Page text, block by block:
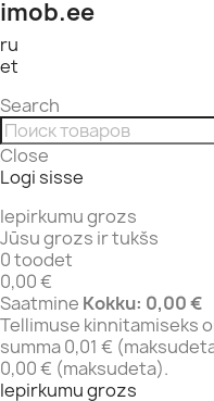
imob.ee
ru
et
Search
Close
Logi sisse
Iepirkumu grozs
Jūsu grozs ir tukšs
0 toodet
0,00 €
Saatmine Kokku: 0,00 €
Tellimuse kinnitamiseks
summa 0,01 €
0,00 € (maksudeta).
Iepirkumu grozs